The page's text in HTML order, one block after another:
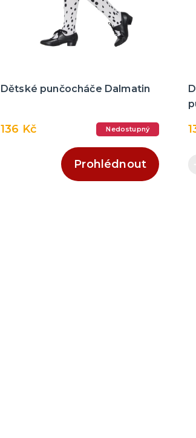
Dětské punčocháče Dalmatin
136 Kč Nedostupný
Prohlédnout